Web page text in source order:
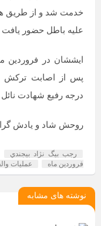
خدمت شد و از طریق
علیه باطل حضور یافت
ایششان در
پس از اصابت ترکش
درجه رفیع شهادت نائل
روحش شاد و یادش
رجب بيگ نژاد بيجندي
فروردين ماه
عمليات
نوشته های مشابه